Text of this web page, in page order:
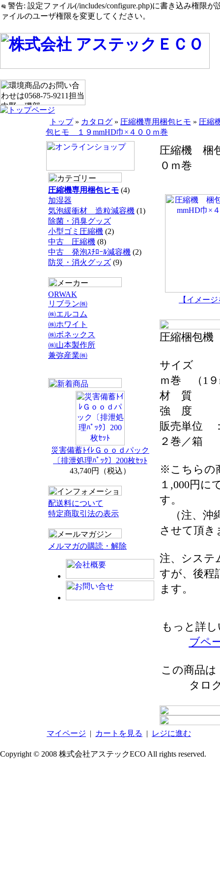
警告: 設定ファイル(/includes/configure.php)に書き込み権限が
ァイルのユーザ権限を変更してください。
トップ» カタログ » 圧縮機専用梱包ヒモ » 圧縮
包ヒモ １９mmHD巾×４００ｍ巻
圧縮機専用梱包ヒモ (4)
加湿器
気泡緩衝材 造粒減容機 (1)
除菌・消臭グッズ
小型ゴミ圧縮機 (2)
中古 圧縮機 (8)
中古 発泡ｽﾁﾛｰﾙ減容機 (2)
防災・消火グッズ (9)
ORWAK
リブラン㈱
㈱エルコム
㈱ホワイト
㈱ボネックス
㈱山本製作所
兼弥産業㈱
災害備蓄ﾄｲﾚＧｏｏｄパック
〔排泄処理ﾊﾟｯｸ〕200枚ｾｯﾄ
43,740円（税込）
配送料について
特定商取引法の表示
メルマガの購読・解除
圧縮機 梱
０ｍ巻
【イメー
圧縮梱包
サイズ ：
ｍ巻 （1９
材 質
強 度 ：
販売単位
２巻／箱
※こちらの
１,000円に
す。
（注、沖
させて頂き
注、システ
すが、後程
ます。
もっと詳
ブペ
この商品は
タロ
マイページ | カートを見る | レジに進む
Copyright © 2008 株式会社アステックECO All rights reserved.